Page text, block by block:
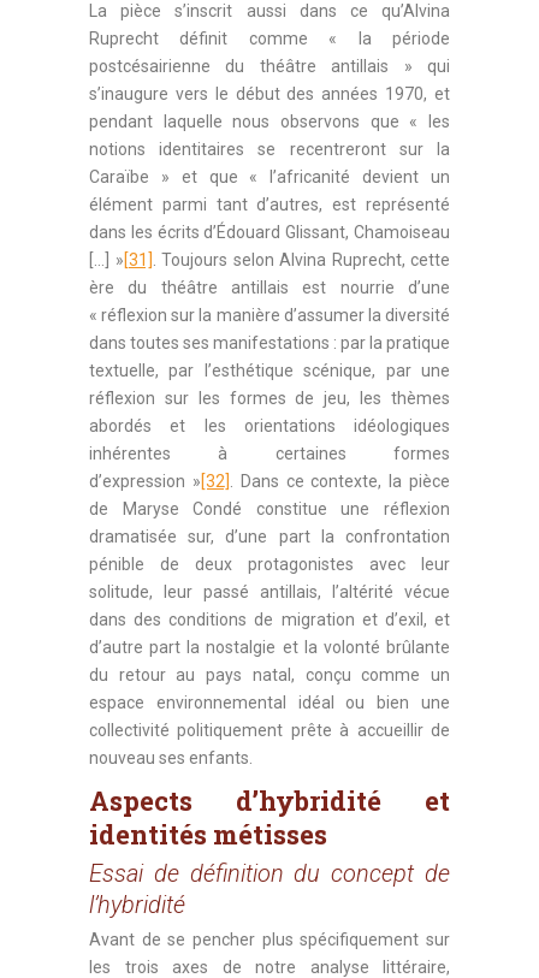
La pièce s’inscrit aussi dans ce qu’Alvina
Ruprecht définit comme « la période
postcésairienne du théâtre antillais » qui
s’inaugure vers le début des années 1970, et
pendant laquelle nous observons que « les
notions identitaires se recentreront sur la
Caraïbe » et que « l’africanité devient un
élément parmi tant d’autres, est représenté
dans les écrits d’Édouard Glissant, Chamoiseau
[…] »[31] . Toujours selon Alvina Ruprecht, cette
ère du théâtre antillais est nourrie d’une
« réflexion sur la manière d’assumer la diversité
dans toutes ses manifestations : par la pratique
textuelle, par l’esthétique scénique, par une
réflexion sur les formes de jeu, les thèmes
abordés et les orientations idéologiques
inhérentes à certaines formes
d’expression »[32]
. Dans ce contexte, la pièce
de Maryse Condé constitue une réflexion
dramatisée sur, d’une part la confrontation
pénible de deux protagonistes avec leur
solitude, leur passé antillais, l’altérité vécue
dans des conditions de migration et d’exil, et
d’autre part la nostalgie et la volonté brûlante
du retour au pays natal, conçu comme un
espace environnemental idéal ou bien une
collectivité politiquement prête à accueillir de
nouveau ses enfants.
Aspects d’hybridité et
identités métisses
Essai de définition du concept de
l’hybridité
Avant de se pencher plus spécifiquement sur
les trois axes de notre analyse littéraire,